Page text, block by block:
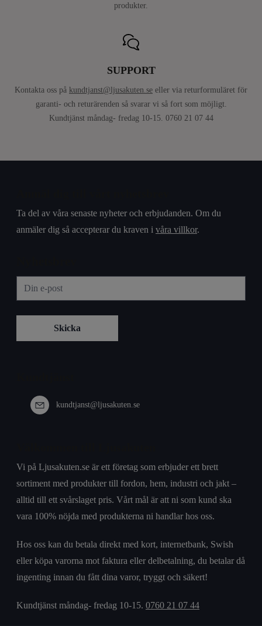
produkter.
SUPPORT
Kontakta oss på kundtjanst@ljusakuten.se eller via returformuläret för
garanti- och returärenden så svarar vi så fort som möjligt.
Kundtjänst måndag- fredag 10-15. 0760 21 07 44
Ta del av våra senaste nyheter och erbjudanden. Om du
anmäler dig så accepterar du kraven i våra villkor.
kundtjanst@ljusakuten.se
Vi på Ljusakuten.se är ett företag som erbjuder ett brett
sortiment med produkter till fordon, hem, industri och jakt –
alltid till ett svårslaget pris. Vårt mål är att ni som kund ska
vara 100% nöjda med produkterna ni handlar hos oss.
Hos oss kan du betala direkt med kort, internetbank, Swish
eller köpa varorna mot faktura eller delbetalning, du betalar då
ingenting innan du fått dina varor, tryggt och säkert!
Kundtjänst måndag- fredag 10-15. 0760 21 07 44